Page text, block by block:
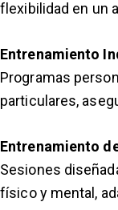
flexibilidad en un
Entrenamiento
Programas
particulares,
Entrenamiento
Sesiones
físico y mental,